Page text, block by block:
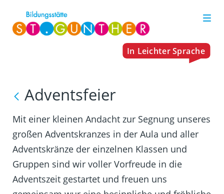
Adventsfeier
Mit einer kleinen Andacht zur Segnung unseres
großen Adventskranzes in der Aula und aller
Adventskränze der einzelnen Klassen und
Gruppen sind wir voller Vorfreude in die
Adventszeit gestartet und freuen uns